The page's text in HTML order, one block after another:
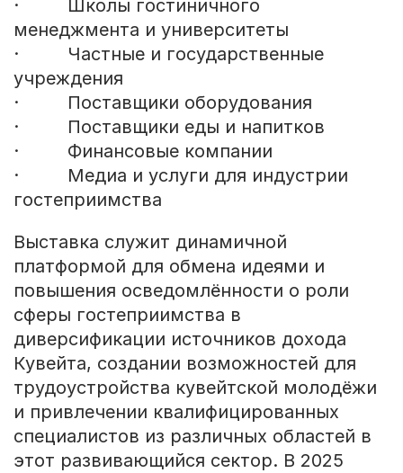
· Школы гостиничного
менеджмента и университеты
· Частные и государственные
учреждения
· Поставщики оборудования
· Поставщики еды и напитков
· Финансовые компании
· Медиа и услуги для индустрии
гостеприимства
Выставка служит динамичной
платформой для обмена идеями и
повышения осведомлённости о роли
сферы гостеприимства в
диверсификации источников дохода
Кувейта, создании возможностей для
трудоустройства кувейтской молодёжи
и привлечении квалифицированных
специалистов из различных областей в
этот развивающийся сектор. В 2025